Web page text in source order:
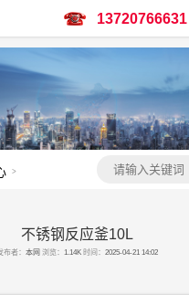
13720766631
> 不锈钢反应釜
不锈钢反应釜10L
布者： 本网 浏览： 1.14K 时间： 2025-04-21 14:02